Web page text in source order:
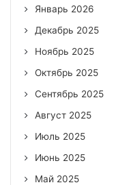
Январь 2026
Декабрь 2025
Ноябрь 2025
Октябрь 2025
Сентябрь 2025
Август 2025
Июль 2025
Июнь 2025
Май 2025